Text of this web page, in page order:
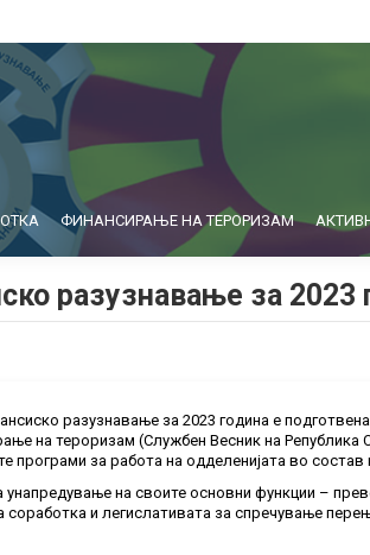
ФИНАНСИРАЊЕ НА ТЕРОРИЗАМ
разузнавање за 2023
разузнавање за 2023 година е
на тероризам (Службен Весник на Рeпублика
за работа на одделенијата во состав
на своите основни функции –
соработка и легислативата за спречување